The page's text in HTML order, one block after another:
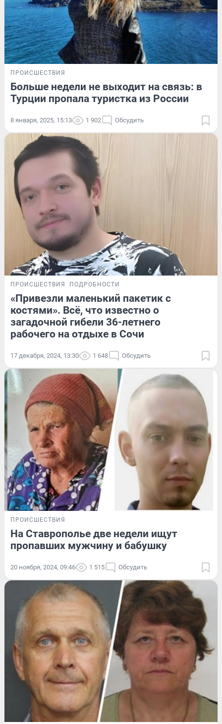
ПРОИСШЕСТВИЯ
Больше недели не выходит на связь: в
Турции пропала туристка из России
8 января, 2025, 15:13 1 902 Обсудить
ПРОИСШЕСТВИЯ ПОДРОБНОСТИ
«Привезли маленький пакетик с
костями». Всё, что известно о
загадочной гибели 36-летнего
рабочего на отдыхе в Сочи
17 декабря, 2024, 13:30 1 648 Обсудить
ПРОИСШЕСТВИЯ
На Ставрополье две недели ищут
пропавших мужчину и бабушку
20 ноября, 2024, 09:46 1 515 Обсудить